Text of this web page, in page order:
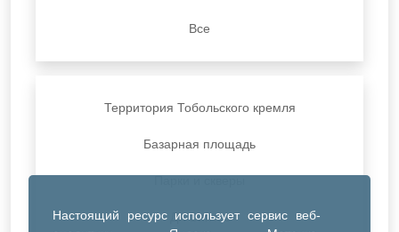
Настоящий ресурс использует сервис веб-
Все
Территория Тобольского кремля
Базарная площадь
ДК Синтез